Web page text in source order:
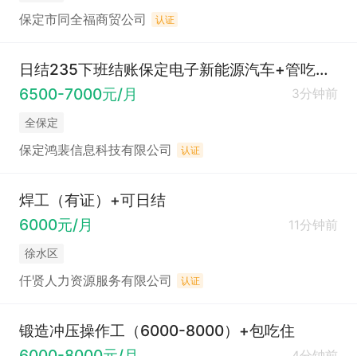
保定市同全福商贸公司 认证
日结235下班结账保定电子新能源汽车+管吃管住+男女不限+无尘恒温+工作简单轻松易上手
6500-7000元/月
3分钟前
全保定
保定鸿裴信息科技有限公司 认证
焊工（有证）+可日结
6000元/月
11分钟前
徐水区
仟贤人力资源服务有限公司 认证
锻造冲压操作工（6000-8000）+包吃住